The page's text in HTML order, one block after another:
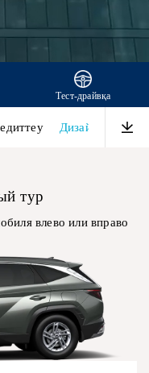
Тест-драйвқа
Дизайн
тур
влево или вправо